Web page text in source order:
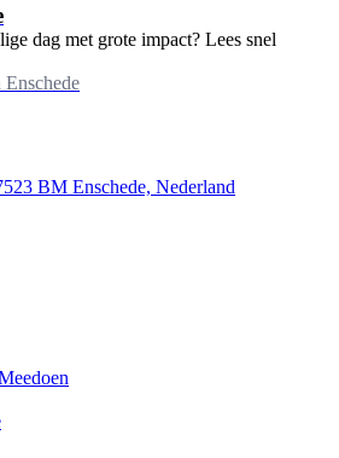
dag met grote impact? Lees snel
BM Enschede, Nederland